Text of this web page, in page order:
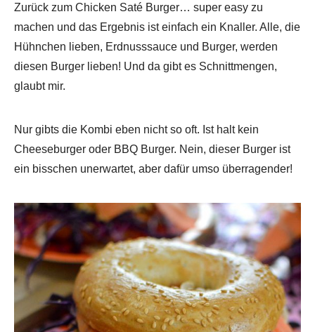
Zurück zum Chicken Saté Burger… super easy zu
machen und das Ergebnis ist einfach ein Knaller. Alle, die
Hühnchen lieben, Erdnusssauce und Burger, werden
diesen Burger lieben! Und da gibt es Schnittmengen,
glaubt mir.
Nur gibts die Kombi eben nicht so oft. Ist halt kein
Cheeseburger oder BBQ Burger. Nein, dieser Burger ist
ein bisschen unerwartet, aber dafür umso überragender!